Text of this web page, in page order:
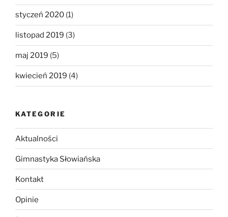
styczeń 2020 (1)
listopad 2019 (3)
maj 2019 (5)
kwiecień 2019 (4)
KATEGORIE
Aktualności
Gimnastyka Słowiańska
Kontakt
Opinie